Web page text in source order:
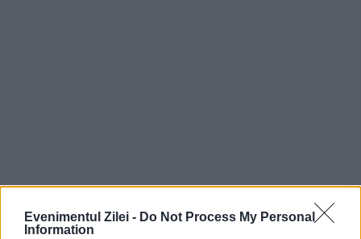
Evenimentul Zilei - Do Not Process My Personal
Information